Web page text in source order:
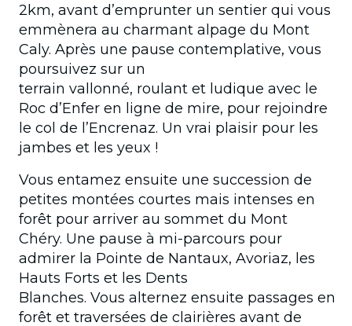
2km, avant d’emprunter un sentier qui vous
emmènera au charmant alpage du Mont
Caly. Après une pause contemplative, vous
poursuivez sur un
terrain vallonné, roulant et ludique avec le
Roc d’Enfer en ligne de mire, pour rejoindre
le col de l’Encrenaz. Un vrai plaisir pour les
jambes et les yeux !
Vous entamez ensuite une succession de
petites montées courtes mais intenses en
forêt pour arriver au sommet du Mont
Chéry. Une pause à mi-parcours pour
admirer la Pointe de Nantaux, Avoriaz, les
Hauts Forts et les Dents
Blanches. Vous alternez ensuite passages en
forêt et traversées de clairières avant de